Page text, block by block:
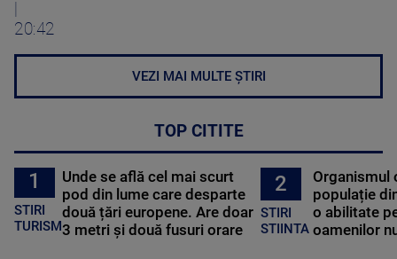
20:42
VEZI MAI MULTE ȘTIRI
TOP CITITE
1
STIRI
TURISM
Unde se află cel mai scurt
pod din lume care desparte
două țări europene. Are doar
3 metri și două fusuri orare
2
STIRI
STIINTA
Organismul
populație
o abilitate
oamenilor